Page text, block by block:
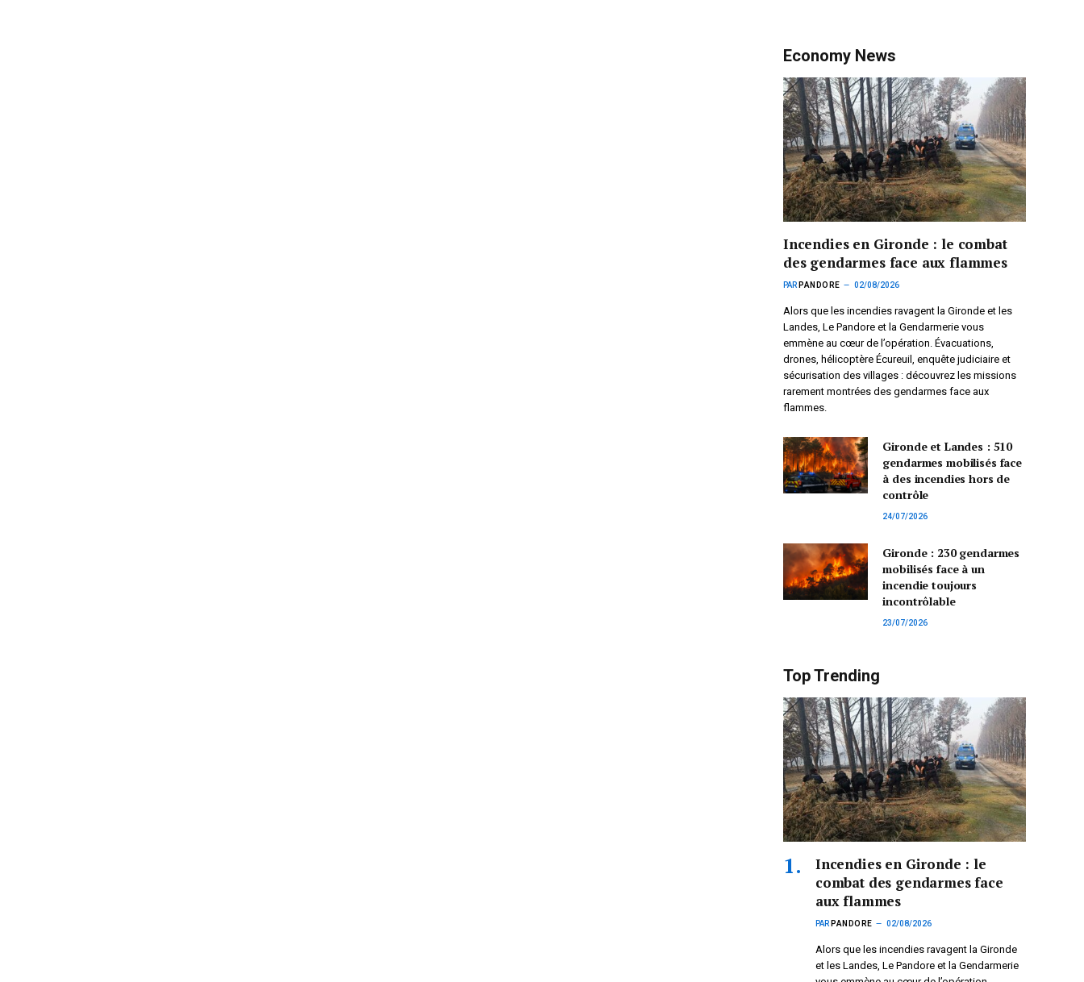
Economy News
Incendies en Gironde : le combat
des gendarmes face aux flammes
PAR PANDORE 02/08/2026
Alors que les incendies ravagent la Gironde et les
Landes, Le Pandore et la Gendarmerie vous
emmène au cœur de l’opération. Évacuations,
drones, hélicoptère Écureuil, enquête judiciaire et
sécurisation des villages : découvrez les missions
rarement montrées des gendarmes face aux
flammes.
Gironde et Landes : 510
gendarmes mobilisés face
à des incendies hors de
contrôle
24/07/2026
Gironde : 230 gendarmes
mobilisés face à un
incendie toujours
incontrôlable
23/07/2026
Top Trending
Incendies en Gironde : le
combat des gendarmes face
aux flammes
PAR PANDORE 02/08/2026
Alors que les incendies ravagent la Gironde
et les Landes, Le Pandore et la Gendarmerie